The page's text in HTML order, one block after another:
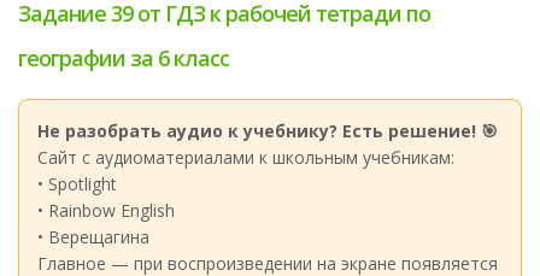
Задание 39 от ГДЗ к рабочей тетради по
географии за 6 класс
Не разобрать аудио к учебнику? Есть решение! 🎯
Сайт с аудиоматериалами к школьным учебникам:
• Spotlight
• Rainbow English
• Верещагина
Главное — при воспроизведении на экране появляется